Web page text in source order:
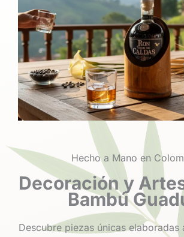
Hecho a Mano en
Decoración y
Bambú
Descubre piezas únicas elaboradas